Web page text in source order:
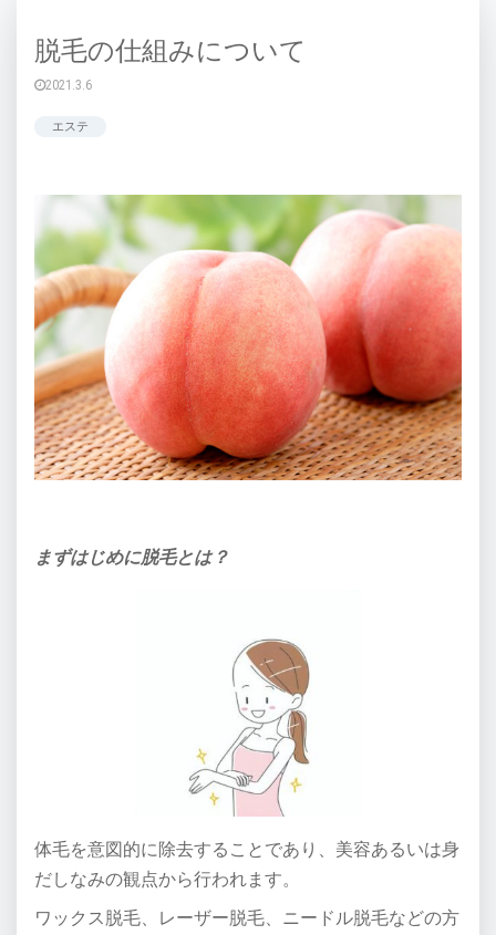
脱毛の仕組みについて
2021.3.6
エステ
まずはじめに脱毛とは？
体毛を意図的に除去することであり、美容あるいは身
だしなみの観点から行われます。
ワックス脱毛、レーザー脱毛、ニードル脱毛などの方